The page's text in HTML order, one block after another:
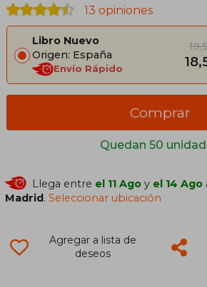
13 opiniones
Libro Nuevo
Origen: España
Envío Rápido
Quedan 50
Comprar
Llega entre el 11 Ago y el 14 Ago
Madrid.Seleccionar ubicación
Agregar a lista de
deseos